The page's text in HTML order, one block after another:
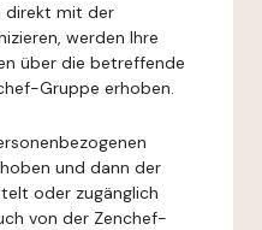
direkt mit der
werden Ihre
über die betreffende
Gruppe erhoben.
und dann der
oder zugänglich
von der Zenchef-